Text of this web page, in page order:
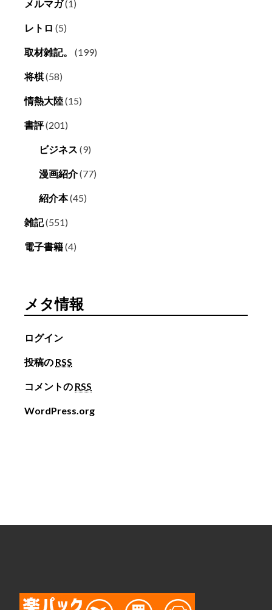
メルマガ(1)
レトロ (5)
取材雑記。 (199)
将棋(58)
情熱大陸(15)
書評(201)
ビジネス (9)
漫画紹介(77)
紹介本(45)
雑記(551)
電子書籍(4)
メタ情報
ログイン
投稿の RSS
コメントの RSS
WordPress.org